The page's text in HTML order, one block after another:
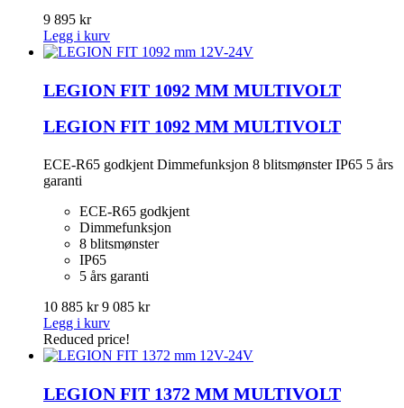
9 895 kr
Legg i kurv
LEGION FIT 1092 MM MULTIVOLT
LEGION FIT 1092 MM MULTIVOLT
ECE-R65 godkjent Dimmefunksjon 8 blitsmønster IP65 5 års
garanti
ECE-R65 godkjent
Dimmefunksjon
8 blitsmønster
IP65
5 års garanti
10 885 kr9 085 kr
Legg i kurv
Reduced price!
LEGION FIT 1372 MM MULTIVOLT